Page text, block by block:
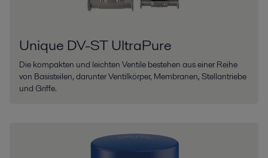
Unique DV-ST UltraPure
Die kompakten und leichten Ventile bestehen aus einer Reihe
von Basisteilen, darunter Ventilkörper, Membranen, Stellantriebe
und Griffe.